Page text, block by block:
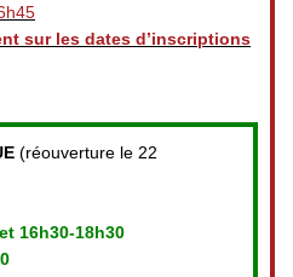
sur les dates d’inscriptions
(réouverture le 22
16h30-18h30